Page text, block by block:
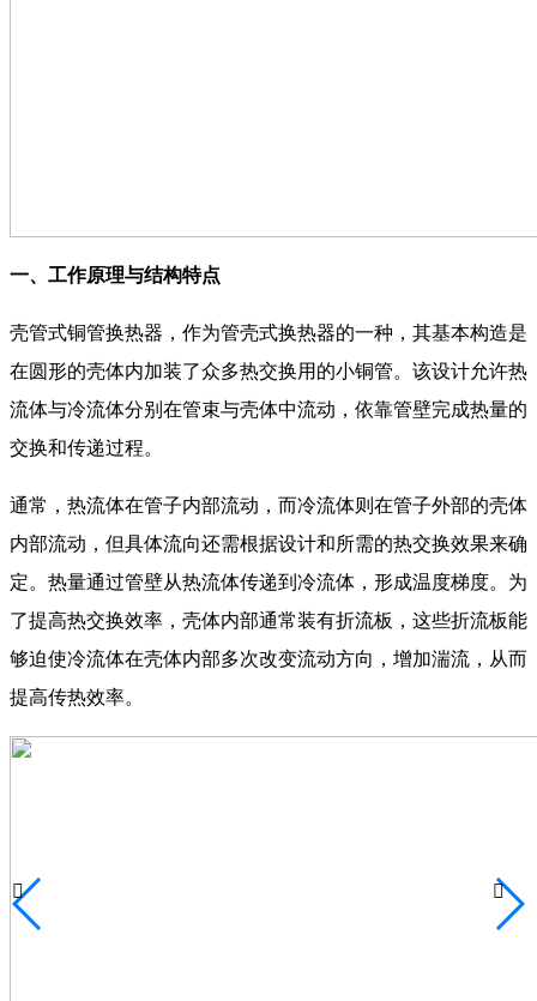
一、工作原理与结构特点
壳管式铜管换热器，作为管壳式换热器的一种，其基本构造是
在圆形的壳体内加装了众多热交换用的小铜管。该设计允许热
流体与冷流体分别在管束与壳体中流动，依靠管壁完成热量的
交换和传递过程。
通常，热流体在管子内部流动，而冷流体则在管子外部的壳体
内部流动，但具体流向还需根据设计和所需的热交换效果来确
定。热量通过管壁从热流体传递到冷流体，形成温度梯度。为
了提高热交换效率，壳体内部通常装有折流板，这些折流板能
够迫使冷流体在壳体内部多次改变流动方向，增加湍流，从而
提高传热效率。
 